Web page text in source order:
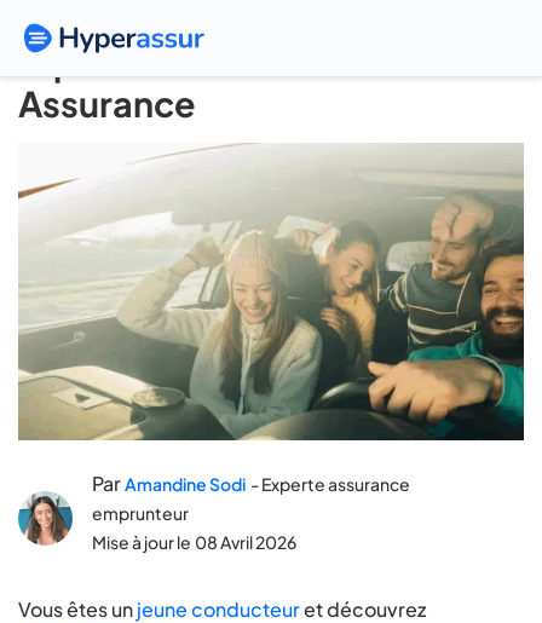
Jeune conducteur : question /
réponse avec L’Olivier
Assurance
ParAmandine Sodi - Experte assurance
emprunteur
Mise à jour le 08 Avril 2026
Vous êtes unjeune conducteuret découvrez